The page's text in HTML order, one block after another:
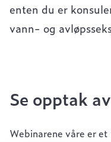
enten du er
vann- og
Se opptak
Webinarene våre er